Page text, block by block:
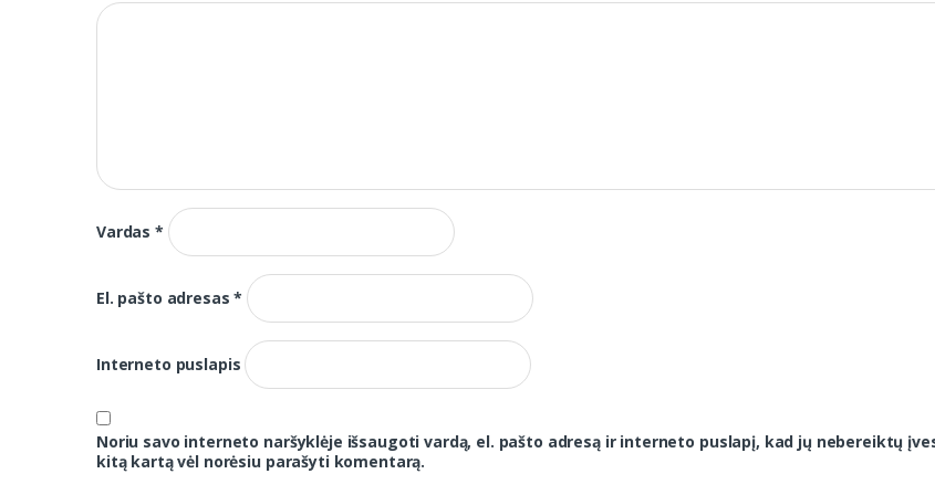
Vardas*
El. pašto adresas*
Interneto puslapis
Noriu savo interneto naršyklėje išsaugoti vardą, el. pašto adresą ir interneto puslapį, kad jų nebereiktų
kitą kartą vėl norėsiu parašyti komentarą.